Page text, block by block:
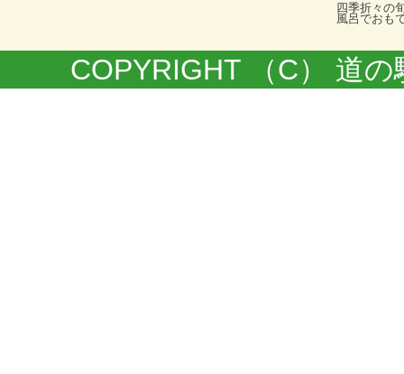
四季折々の
風呂でおも
COPYRIGHT （C） 道